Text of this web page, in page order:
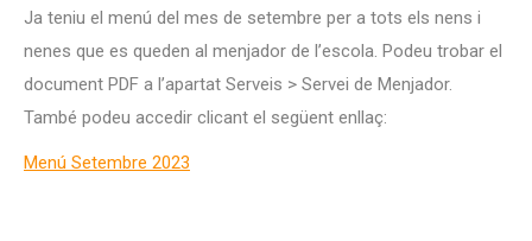
Ja teniu el menú del mes de setembre per a tots els nens i
nenes que es queden al menjador de l’escola. Podeu trobar el
document PDF a l’apartat Serveis > Servei de Menjador.
També podeu accedir clicant el següent enllaç:
Menú Setembre 2023